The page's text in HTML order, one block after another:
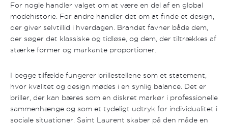
For nogle handler valget om at være en del af en global
modehistorie. For andre handler det om at finde et design,
der giver selvtillid i hverdagen. Brandet favner både dem,
der søger det klassiske og tidløse, og dem, der tiltrækkes af
stærke former og markante proportioner.
I begge tilfælde fungerer brillestellene som et statement,
hvor kvalitet og design mødes i en synlig balance. Det er
briller, der kan bæres som en diskret markør i professionelle
sammenhænge og som et tydeligt udtryk for individualitet i
sociale situationer. Saint Laurent skaber på den måde en